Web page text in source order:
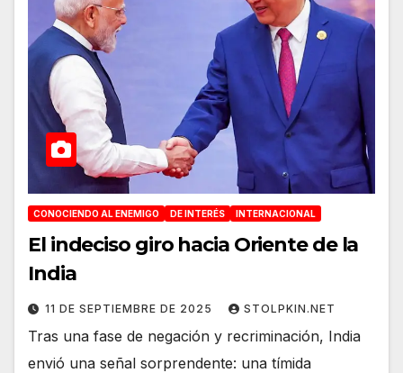
CONOCIENDO AL ENEMIGO DE INTERÉS INTERNACIONAL
El indeciso giro hacia Oriente de la
India
11 DE SEPTIEMBRE DE 2025 STOLPKIN.NET
Tras una fase de negación y recriminación, India
envió una señal sorprendente: una tímida